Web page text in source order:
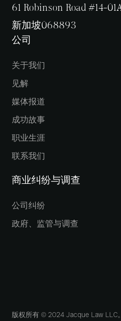
61 Robinson Road #14-
新加坡068893
公司
关于我们
见解
媒体报道
成功故事
职业生涯
联系我们
商业纠纷与调查
公司纠纷
政府、监管与调查
版权所有 © 2024 Jacque Law LLC